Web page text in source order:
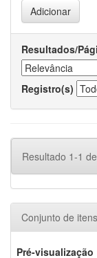
Resultados/
Registro(s)
Resultado 1-1
Conjunto de
Pré-visualização